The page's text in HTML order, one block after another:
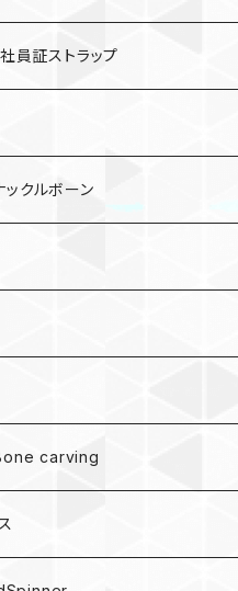
ム
員証ストラップ
クルボーン
carving